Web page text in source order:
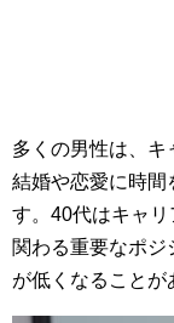
多くの男性は、キ
結婚や恋愛に時間
す。40代はキャ
関わる重要なポジ
が低くなることが